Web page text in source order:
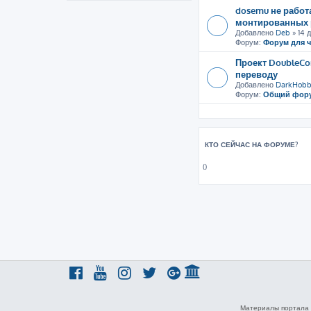
dosemu не
монтированных
Добавлено Deb » 14
Форум: Форум для
Проект
переводу
Добавлено
Форум: Общий
КТО СЕЙЧАС НА ФОРУМЕ?
()
Материалы портала